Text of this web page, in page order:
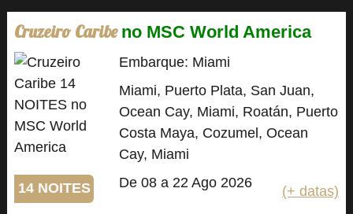
Cruzeiro Caribe no MSC World America
14 NOITES
Embarque: Miami
Miami, Puerto Plata, San Juan,
Ocean Cay, Miami, Roatán, Puerto
Costa Maya, Cozumel, Ocean
Cay, Miami
De 08 a 22 Ago 2026
(+ datas)